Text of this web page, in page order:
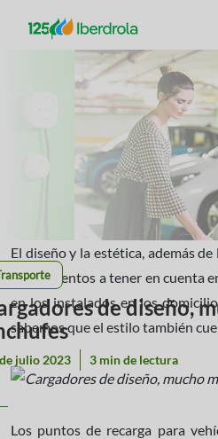
de diseño,
julio 2023 3 min de lectura
El diseño y la estética, además
ser elementos a tener en cuenta
en los instalados en los
sabemos que el estilo también
Los puntos de recarga para